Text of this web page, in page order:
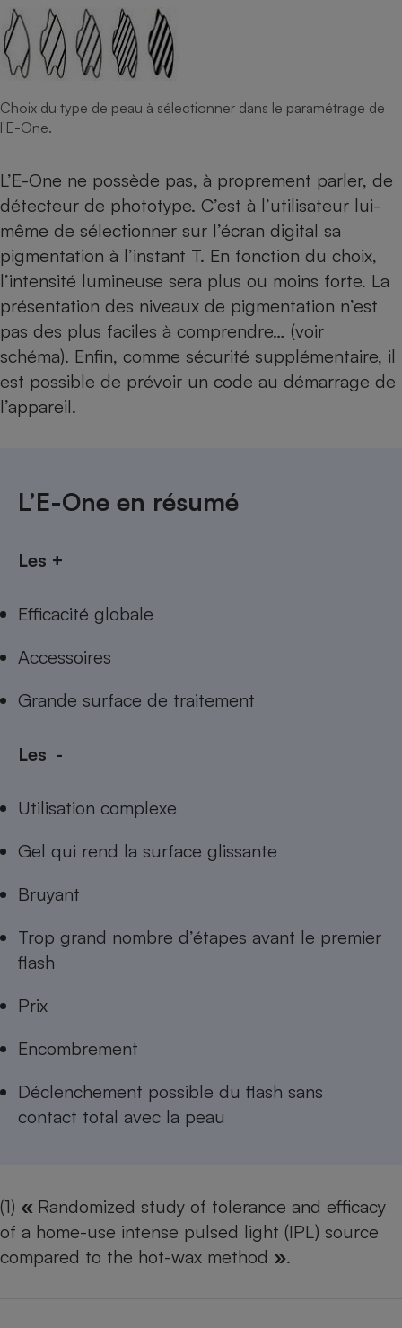
Choix du type de peau à sélectionner dans le paramétrage de
l'E-One.
L’E-One ne possède pas, à proprement parler, de
détecteur de phototype. C’est à l’utilisateur lui-
même de sélectionner sur l’écran digital sa
pigmentation à l’instant T. En fonction du choix,
l’intensité lumineuse sera plus ou moins forte. La
présentation des niveaux de pigmentation n’est
pas des plus faciles à comprendre… (voir
schéma). Enfin, comme sécurité supplémentaire, il
est possible de prévoir un code au démarrage de
l’appareil.
L’E-One en résumé
Les +
Efficacité globale
Accessoires
Grande surface de traitement
Les -
Utilisation complexe
Gel qui rend la surface glissante
Bruyant
Trop grand nombre d’étapes avant le premier
flash
Prix
Encombrement
Déclenchement possible du flash sans
contact total avec la peau
(1) « Randomized study of tolerance and efficacy
of a home-use intense pulsed light (IPL) source
compared to the hot-wax method ».